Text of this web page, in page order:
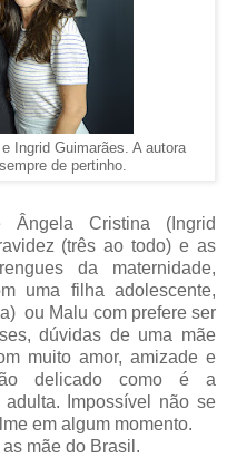
Ingrid Guimarães. A autora
de pertinho.
Cristina (Ingrid
(três ao todo) e as
da maternidade,
uma filha adolescente,
ou Malu com prefere ser
dúvidas de uma mãe
muito amor, amizade e
delicado como é a
Impossível não se
em algum momento.
mãe do Brasil.